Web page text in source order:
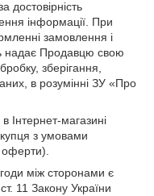
достовірність
інформації. При
замовлення і
надає Продавцю свою
зберігання,
в розумінні ЗУ «Про
магазині
з умовами
оферти).
між сторонами є
11 Закону України